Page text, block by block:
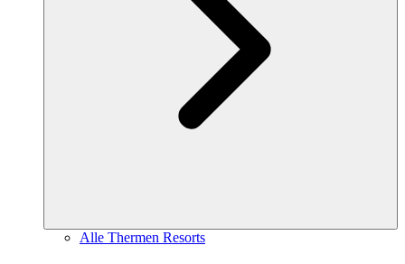
Alle Thermen Resorts